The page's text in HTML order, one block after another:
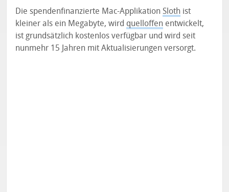
Die spendenfinanzierte Mac-Applikation Sloth ist
kleiner als ein Megabyte, wird quelloffen entwickelt,
ist grundsätzlich kostenlos verfügbar und wird seit
nunmehr 15 Jahren mit Aktualisierungen versorgt.